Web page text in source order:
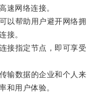
速网络连接。
帮助用户避开网络拥
接。
指定节点，即可享受
数据的企业和个人来
和用户体验。